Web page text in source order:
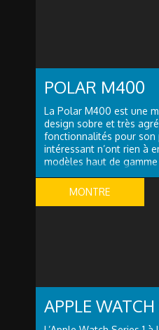
POLAR M400
La Polar M400 est une
design sobre et très
fonctionnalités pour son
intéressant n’ont rien à
modèles haut de gamme
MONTRE
APPLE WATCH